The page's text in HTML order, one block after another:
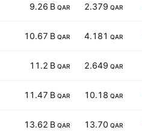
9.26 B QAR 2.379 QAR
10.67 B QAR 4.181 QAR
11.2 B QAR 2.649 QAR
11.47 B QAR 10.18 QAR
13.62 B QAR 13.70 QAR